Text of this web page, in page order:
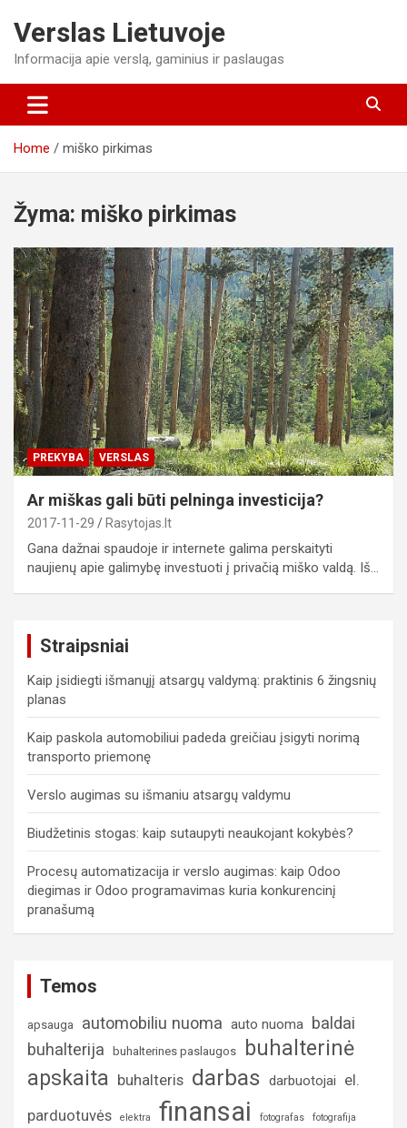
content
Verslas Lietuvoje
Informacija apie verslą, gaminius ir paslaugas
Home miško pirkimas
Žyma: miško pirkimas
PREKYBA VERSLAS
Ar miškas gali būti pelninga investicija?
2017-11-29 Rasytojas.lt
Gana dažnai spaudoje ir internete galima perskaityti
naujienų apie galimybę investuoti į privačią miško valdą. Iš…
Straipsniai
Kaip įsidiegti išmanųjį atsargų valdymą: praktinis 6 žingsnių
planas
Kaip paskola automobiliui padeda greičiau įsigyti norimą
transporto priemonę
Verslo augimas su išmaniu atsargų valdymu
Biudžetinis stogas: kaip sutaupyti neaukojant kokybės?
Procesų automatizacija ir verslo augimas: kaip Odoo
diegimas ir Odoo programavimas kuria konkurencinį
pranašumą
Temos
apsauga automobiliu nuoma auto nuoma baldai
buhalterija
buhalterines paslaugos
buhalterinė
apskaita buhalteris darbas darbuotojai el.
parduotuvės elektra finansai fotografas fotografija